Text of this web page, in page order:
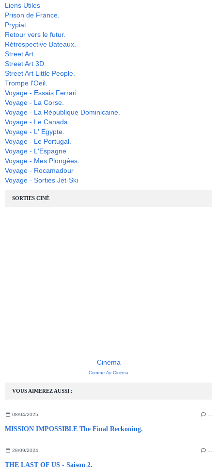
VOUS AIMEREZ AUSSI :
08/04/2025 …
MISSION IMPOSSIBLE The Final Reckoning.
28/09/2024
THE LAST OF US - Saison 2.
Liens Utiles
Prison de France.
Prypiat.
Retour vers le futur.
Rétrospective Bateaux.
Street Art.
Street Art 3D.
Street Art Little People.
Trompe l'Oeil.
Voyage - Essais Ferrari
Voyage - La Corse.
Voyage - La République Dominicaine.
Voyage - Le Canada.
Voyage - L' Egypte.
Voyage - Le Portugal.
Voyage - L'Espagne
Voyage - Mes Plongées.
Voyage - Rocamadour
Voyage - Sorties Jet-Ski
SORTIES CINÉ
Cinema
Comme Au Cinema